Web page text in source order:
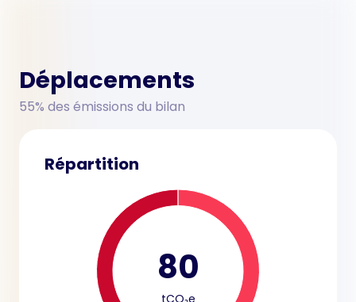
Déplacements
55% des émissions du bilan
Répartition
80
tCO₂e